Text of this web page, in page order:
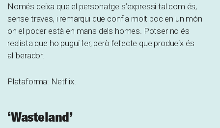
Només deixa que el personatge s’expressi tal com és,
sense traves, i remarqui que confia molt poc en un món
on el poder està en mans dels homes. Potser no és
realista que ho pugui fer, però l’efecte que produeix és
alliberador.
Plataforma: Netflix.
‘Wasteland’